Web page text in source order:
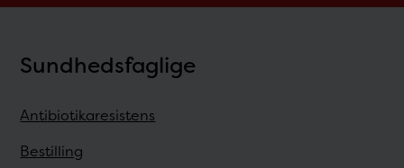
Sundhedsfaglige
Antibiotikaresistens
Bestilling